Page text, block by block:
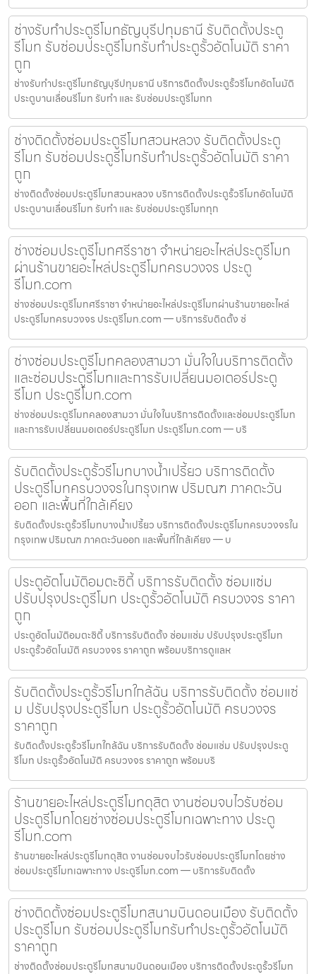
ช่างรับทำประตูรีโมทธัญบุรีปทุมธานี รับติดตั้งประตู
รีโมท รับซ่อมประตูรีโมทรับทำประตูรั้วอัตโนมัติ ราคา
ถูก
ช่างรับทำประตูรีโมทธัญบุรีปทุมธานี บริการติดตั้งประตูรั้วรีโมทอัตโนมัติ
ประตูบานเลื่อนรีโมท รับทำ และ รับซ่อมประตูรีโมทท
ช่างติดตั้งซ่อมประตูรีโมทสวนหลวง รับติดตั้งประตู
รีโมท รับซ่อมประตูรีโมทรับทำประตูรั้วอัตโนมัติ ราคา
ถูก
ช่างติดตั้งซ่อมประตูรีโมทสวนหลวง บริการติดตั้งประตูรั้วรีโมทอัตโนมัติ
ประตูบานเลื่อนรีโมท รับทำ และ รับซ่อมประตูรีโมททุก
ช่างซ่อมประตูรีโมทศรีราชา จำหน่ายอะไหล่ประตูรีโมท
ผ่านร้านขายอะไหล่ประตูรีโมทครบวงจร ประตู
รีโมท.com
ช่างซ่อมประตูรีโมทศรีราชา จำหน่ายอะไหล่ประตูรีโมทผ่านร้านขายอะไหล่
ประตูรีโมทครบวงจร ประตูรีโมท.com — บริการรับติดตั้ง ซ่
ช่างซ่อมประตูรีโมทคลองสามวา มั่นใจในบริการติดตั้ง
และซ่อมประตูรีโมทและการรับเปลี่ยนมอเตอร์ประตู
รีโมท ประตูรีโมท.com
ช่างซ่อมประตูรีโมทคลองสามวา มั่นใจในบริการติดตั้งและซ่อมประตูรีโมท
และการรับเปลี่ยนมอเตอร์ประตูรีโมท ประตูรีโมท.com — บริ
รับติดตั้งประตูรั้วรีโมทบางน้ำเปรี้ยว บริการติดตั้ง
ประตูรีโมทครบวงจรในกรุงเทพ ปริมณฑ ภาคตะวัน
ออก และพื้นที่ใกล้เคียง
รับติดตั้งประตูรั้วรีโมทบางน้ำเปรี้ยว บริการติดตั้งประตูรีโมทครบวงจรใน
กรุงเทพ ปริมณฑ ภาคตะวันออก และพื้นที่ใกล้เคียง — บ
ประตูอัตโนมัติอมตะซิตี้ บริการรับติดตั้ง ซ่อมแซ่ม
ปรับปรุงประตูรีโมท ประตูรั้วอัตโนมัติ ครบวงจร ราคา
ถูก
ประตูอัตโนมัติอมตะซิตี้ บริการรับติดตั้ง ซ่อมแซ่ม ปรับปรุงประตูรีโมท
ประตูรั้วอัตโนมัติ ครบวงจร ราคาถูก พร้อมบริการดูแลห
รับติดตั้งประตูรั้วรีโมทใกล้ฉัน บริการรับติดตั้ง ซ่อมแซ่
ม ปรับปรุงประตูรีโมท ประตูรั้วอัตโนมัติ ครบวงจร
ราคาถูก
รับติดตั้งประตูรั้วรีโมทใกล้ฉัน บริการรับติดตั้ง ซ่อมแซ่ม ปรับปรุงประตู
รีโมท ประตูรั้วอัตโนมัติ ครบวงจร ราคาถูก พร้อมบริ
ร้านขายอะไหล่ประตูรีโมทดุสิต งานซ่อมจบไวรับซ่อม
ประตูรีโมทโดยช่างซ่อมประตูรีโมทเฉพาะทาง ประตู
รีโมท.com
ร้านขายอะไหล่ประตูรีโมทดุสิต งานซ่อมจบไวรับซ่อมประตูรีโมทโดยช่าง
ซ่อมประตูรีโมทเฉพาะทาง ประตูรีโมท.com — บริการรับติดตั้ง
ช่างติดตั้งซ่อมประตูรีโมทสนามบินดอนเมือง รับติดตั้ง
ประตูรีโมท รับซ่อมประตูรีโมทรับทำประตูรั้วอัตโนมัติ
ราคาถูก
ช่างติดตั้งซ่อมประตูรีโมทสนามบินดอนเมือง บริการติดตั้งประตูรั้วรีโมท